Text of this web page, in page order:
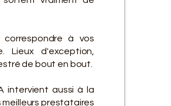
à vos
d'exception,
de bout en bout.
intervient aussi à la
prestataires